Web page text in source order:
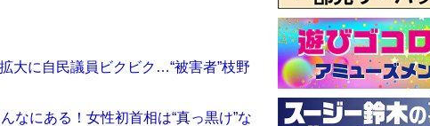
大に自民議員ビクビク…“被害者”枝野
なにある！女性初首相は“真っ黒け”な